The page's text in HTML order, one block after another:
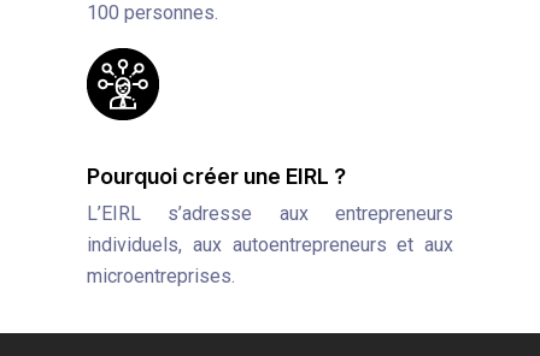
100 personnes.
Pourquoi créer une EIRL ?
L’EIRL s’adresse aux entrepreneurs
individuels, aux autoentrepreneurs et aux
microentreprises.